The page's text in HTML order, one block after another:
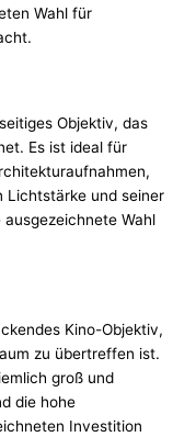
Wahl für
Objektiv, das
Es ist ideal für
Lichtstärke und seiner
Wahl
Kino-Objektiv,
zu übertreffen ist.
groß und
die hohe
Investition